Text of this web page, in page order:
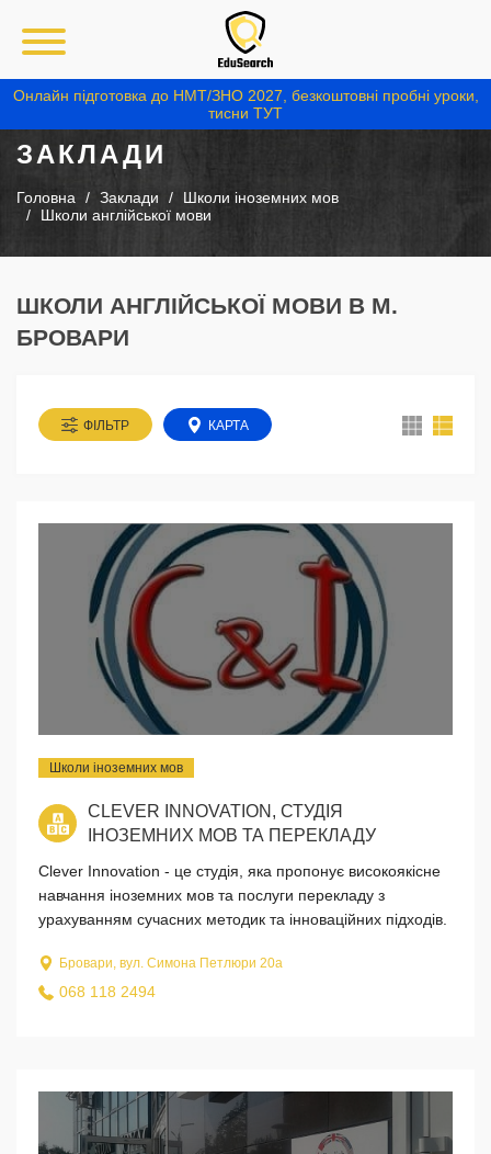
Онлайн підготовка до НМТ/ЗНО 2027, безкоштовні пробні уроки,
тисни ТУТ
ЗАКЛАДИ
Головна Заклади
Школи іноземних мов
Школи англійської мови
ШКОЛИ АНГЛІЙСЬКОЇ МОВИ В М.
БРОВАРИ
ФІЛЬТР КАРТА
Школи іноземних мов
CLEVER INNOVATION, СТУДІЯ
ІНОЗЕМНИХ МОВ ТА ПЕРЕКЛАДУ
Clever Innovation - це студія, яка пропонує високоякісне
навчання іноземних мов та послуги перекладу з
урахуванням сучасних методик та інноваційних підходів.
Бровари, вул. Симона Петлюри 20а
068 118 2494